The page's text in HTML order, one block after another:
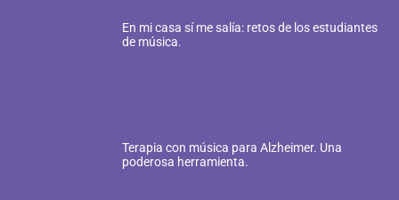
En mi casa sí me salía: retos de los estudiantes
de música.
Terapia con música para Alzheimer. Una
poderosa herramienta.